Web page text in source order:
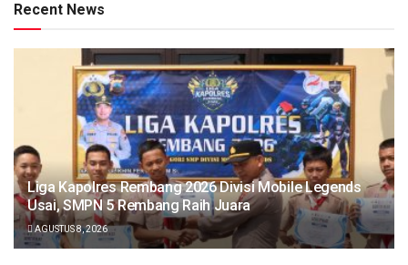
Recent News
Liga Kapolres Rembang 2026 Divisi Mobile Legends
Usai, SMPN 5 Rembang Raih Juara
AGUSTUS 8, 2026